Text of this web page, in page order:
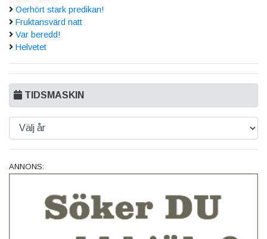
Oerhört stark predikan!
Fruktansvärd natt
Var beredd!
Helvetet
TIDSMASKIN
ANNONS: